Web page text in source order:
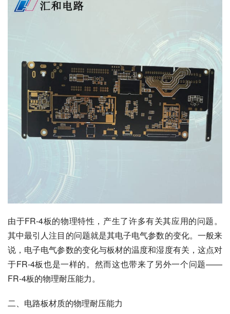
由于FR-4板的物理特性，产生了许多有关其应用的问题。
其中最引人注目的问题就是其电子电气参数的变化。一般来
说，电子电气参数的变化与板材的温度和湿度有关，这点对
于FR-4板也是一样的。然而这也带来了另外一个问题——
FR-4板的物理耐压能力。
二、电路板材质的物理耐压能力